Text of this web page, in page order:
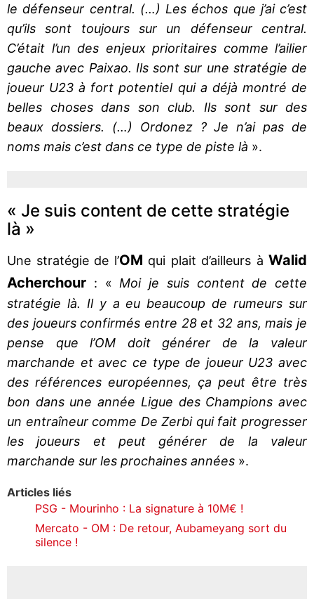
le défenseur central. (…) Les échos que j’ai c’est
qu’ils sont toujours sur un défenseur central.
C’était l’un des enjeux prioritaires comme l’ailier
gauche avec Paixao. Ils sont sur une stratégie de
joueur U23 à fort potentiel qui a déjà montré de
belles choses dans son club. Ils sont sur des
beaux dossiers. (…) Ordonez ? Je n’ai pas de
noms mais c’est dans ce type de piste là ».
« Je suis content de cette stratégie
là »
Une stratégie de l’OM qui plait d’ailleurs à Walid
Acherchour : « Moi je suis content de cette
stratégie là. Il y a eu beaucoup de rumeurs sur
des joueurs confirmés entre 28 et 32 ans, mais je
pense que l’OM doit générer de la valeur
marchande et avec ce type de joueur U23 avec
des références européennes, ça peut être très
bon dans une année Ligue des Champions avec
un entraîneur comme De Zerbi qui fait progresser
les joueurs et peut générer de la valeur
marchande sur les prochaines années ».
Articles liés
PSG - Mourinho : La signature à 10M€ !
Mercato - OM : De retour, Aubameyang sort du
silence !